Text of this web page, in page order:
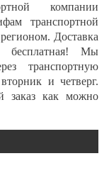
компании
транспортной
Доставка
бесплатная! Мы
транспортную
и четверг.
заказ как можно